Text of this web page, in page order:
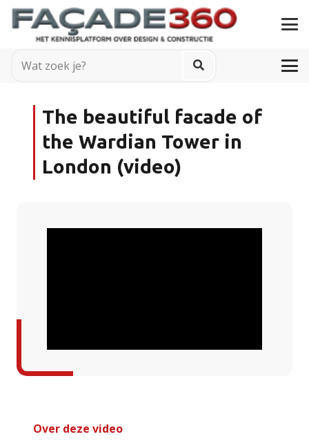
The beautiful facade of
the Wardian Tower in
London (video)
Over deze video